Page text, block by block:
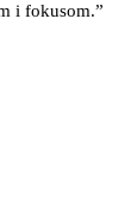
i fokusom.”